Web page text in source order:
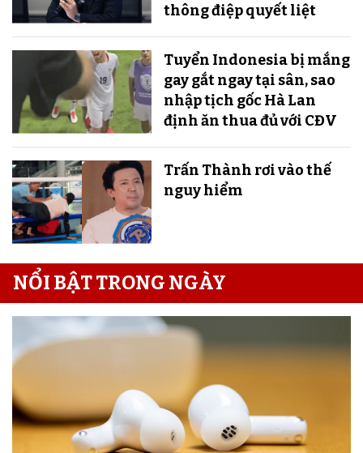
thông điệp quyết liệt
Tuyển Indonesia bị mắng
gay gắt ngay tại sân, sao
nhập tịch gốc Hà Lan
định ăn thua đủ với CĐV
Trấn Thành rơi vào thế
nguy hiểm
NỔI BẬT TRONG NGÀY